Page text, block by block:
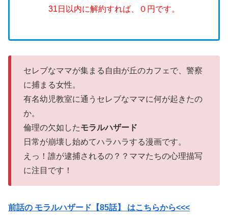
31日以内に解約すれば、０円です。
セレブなママが集まる自由が丘のカフェで、警察
に捕まる女性。
有名幼児教室に通うセレブなママに何が起きたの
か。
倫理の欠如したモラルハザード
日常が崩壊し始めてハラハラする漫画です。
えっ！誰が逮捕されるの？？ママたちの心理描写
に注目です！
前話の モラルハザード【85話】 はこちらから<<<